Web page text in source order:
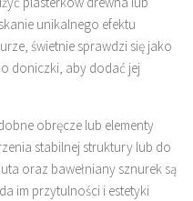
unikalnego efektu
świetnie sprawdzi się jako
doniczki, aby dodać jej
obręcze lub elementy
stabilnej struktury lub do
oraz bawełniany sznurek są
im przytulności i estetyki